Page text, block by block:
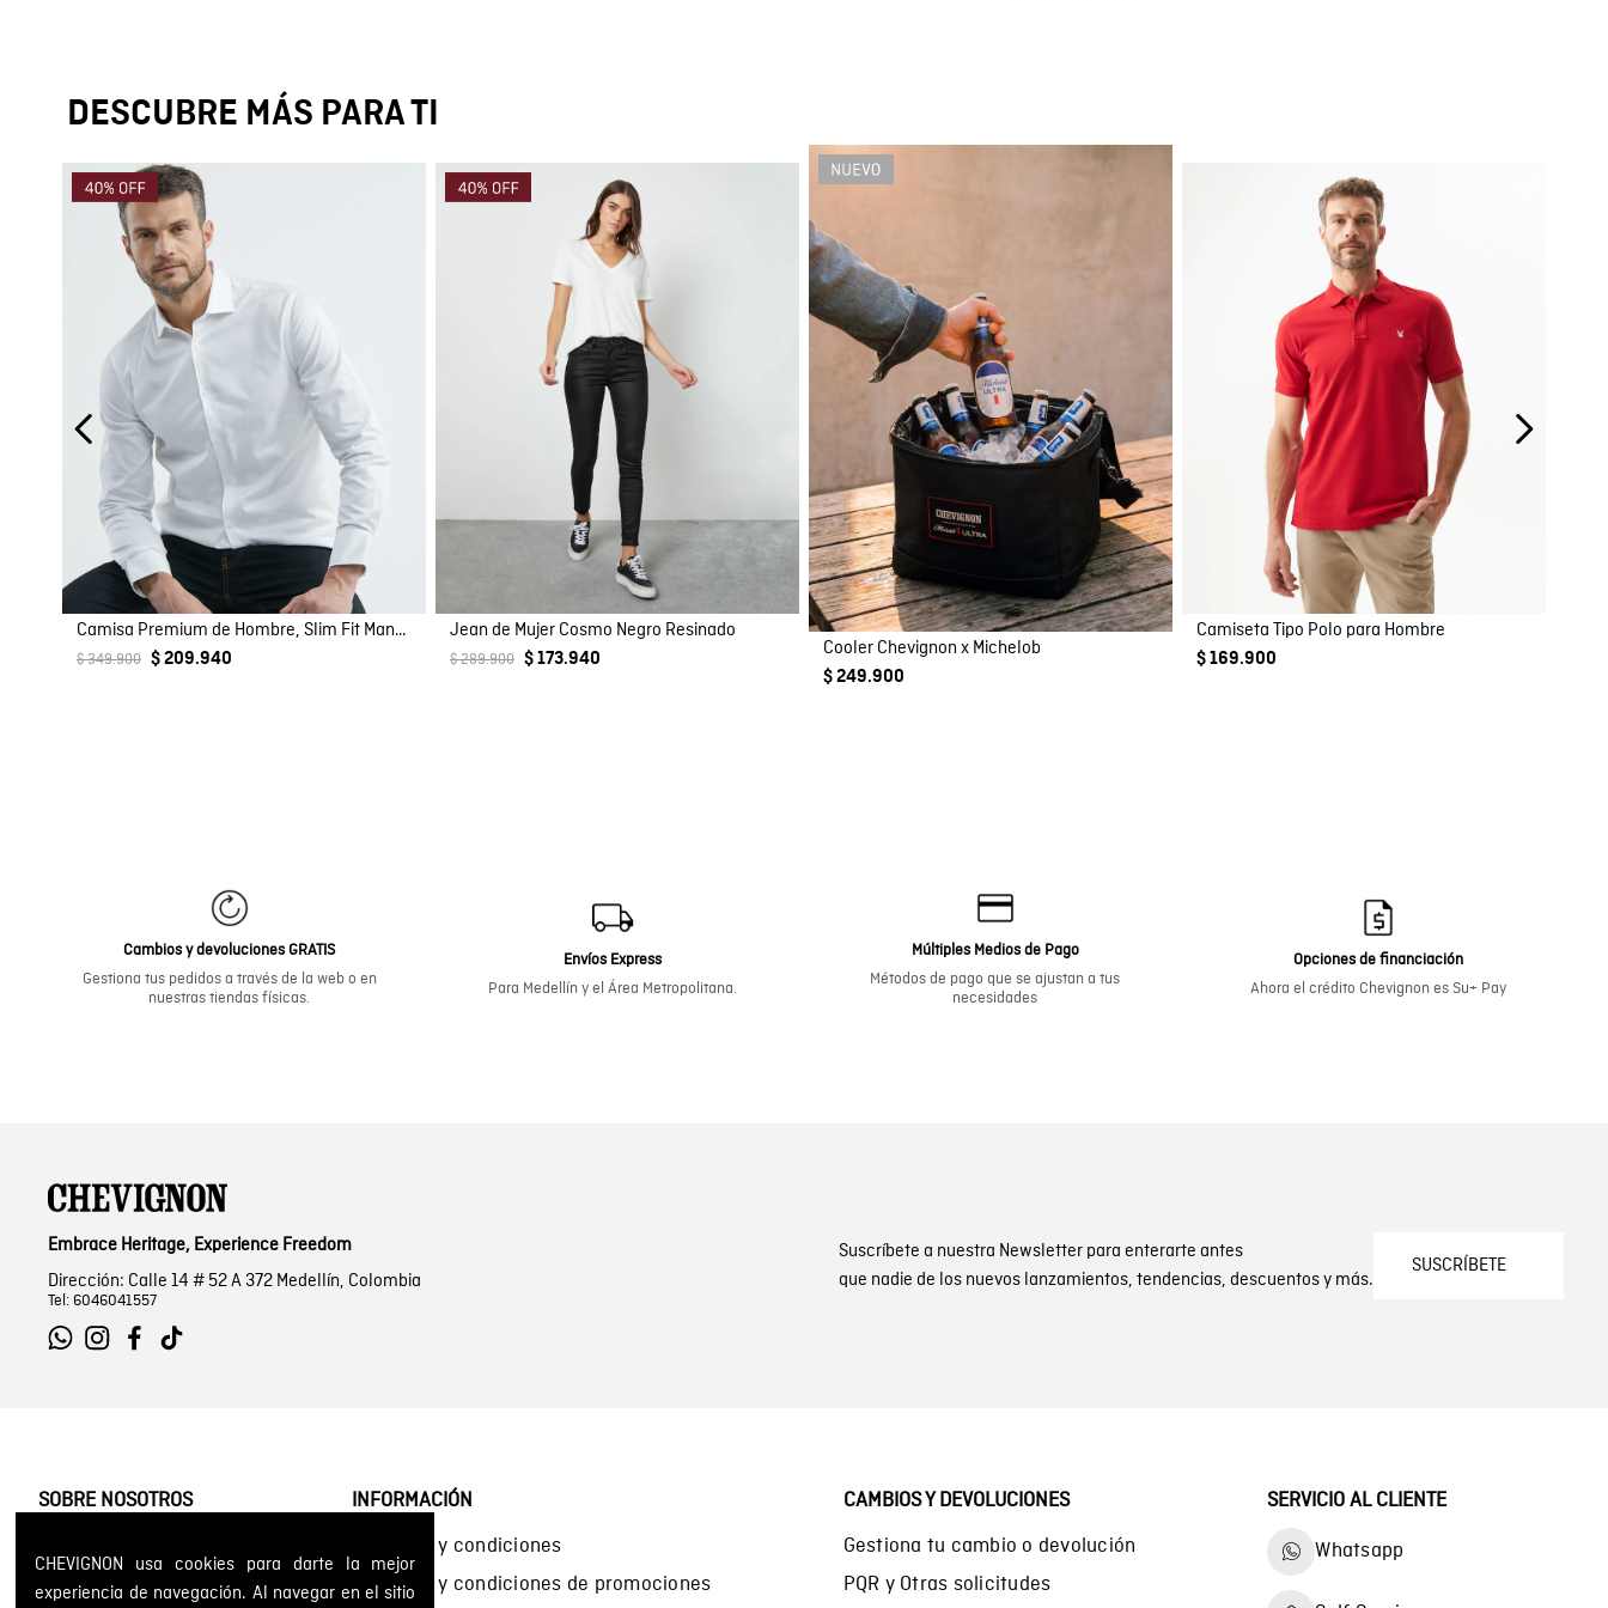
CHEVIGNON usa cookies para darte la mejor
experiencia de navegación. Al navegar en el sitio
DESCUBRE MÁS PARA TI
Camisa Premium de Hombre, Slim Fit Manga Larga - Tecnología Twill
$ 349.900 $ 209.940
Jean de Mujer Cosmo Negro Resinado
$ 289.900 $ 173.940 Cooler Chevignon x Michelob
$ 249.900
Camiseta Tipo Polo para Hombre
$ 169.900
Cambios y devoluciones GRATIS
Gestiona tus pedidos a través de la web o en
nuestras tiendas físicas.
Envíos Express
Para Medellín y el Área Metropolitana.
Múltiples Medios de Pago
Métodos de pago que se ajustan a tus
necesidades
Opciones de financiación
Ahora el crédito Chevignon es Su+ Pay
Suscríbete a nuestra Newsletter para enterarte antes
que nadie de los nuevos lanzamientos, tendencias, descuentos y más.
SUSCRÍBETE
Embrace Heritage, Experience Freedom
Dirección: Calle 14 # 52 A 372 Medellín, Colombia
Tel: 6046041557
SOBRE NOSOTROS
Historia de la marca
INFORMACIÓN
Términos y condiciones
Términos y condiciones de promociones
CAMBIOS Y DEVOLUCIONES
Gestiona tu cambio o devolución
PQR y Otras solicitudes
SERVICIO AL CLIENTE
Whatsapp